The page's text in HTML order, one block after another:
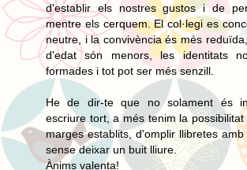
d'establir els nostres gustos i de
mentre els cerquem. El col·legi es
neutre, i la convivència és més
d'edat són menors, les identitats
formades i tot pot ser més senzill.
He de dir-te que no solament és
escriure tort, a més tenim la
marges establits, d'omplir llibretes
sense deixar un buit lliure.
Ànims valenta!